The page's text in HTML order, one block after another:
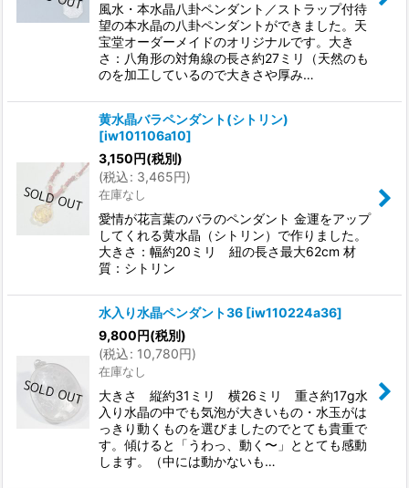
風水・本水晶八卦ペンダント／ストラップ付待
望の本水晶の八卦ペンダントができました。天
宝堂オーダーメイドのオリジナルです。大き
さ：八角形の対角線の長さ約27ミリ（天然のも
のを加工しているので大きさや厚み…
黄水晶バラペンダント(シトリン)
[iw101106a10]
3,150円(税別)
(税込: 3,465円)
在庫なし
愛情が花言葉のバラのペンダント 金運をアップ
してくれる黄水晶（シトリン）で作りました。
大きさ：幅約20ミリ 紐の長さ最大62cm 材
質：シトリン
水入り水晶ペンダント36 [iw110224a36]
9,800円(税別)
(税込: 10,780円)
在庫なし
大きさ 縦約31ミリ 横26ミリ 重さ約17g水
入り水晶の中でも気泡が大きいもの・水玉がは
っきり動くものを選びましたのでとても貴重で
す。傾けると「うわっ、動く〜」ととても感動
します。（中には動かないも…